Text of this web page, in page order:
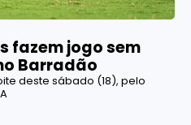
fazem jogo sem
Barradão
deste sábado (18), pelo